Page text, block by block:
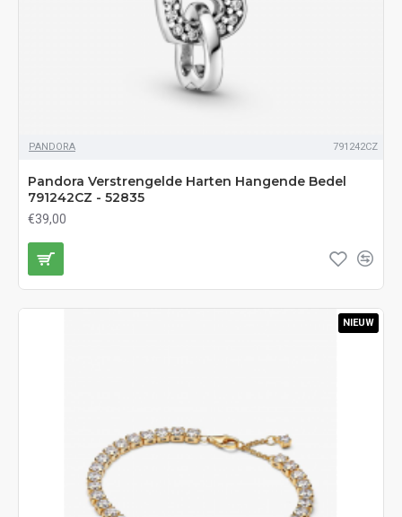
PANDORA 791242CZ
Pandora Verstrengelde Harten Hangende Bedel
791242CZ - 52835
€39,00
NIEUW